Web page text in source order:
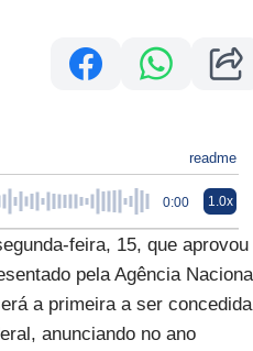
readme
0:00 1.0x
feira, 15, que aprovou
pela Agência
a primeira a ser concedida
anunciando no ano